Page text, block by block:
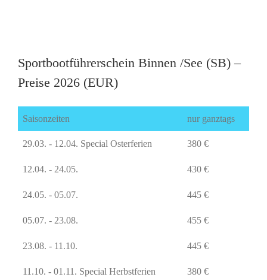
Sportbootführerschein Binnen /See (SB) –
Preise 2026 (EUR)
Saisonzeiten nur ganztags
29.03. - 12.04. Special Osterferien 380 €
12.04. - 24.05. 430 €
24.05. - 05.07. 445 €
05.07. - 23.08. 455 €
23.08. - 11.10. 445 €
11.10. - 01.11. Special Herbstferien 380 €